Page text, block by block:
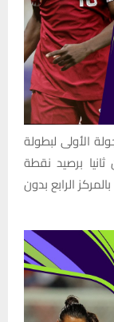
الأولى لبطولة
ثانيا برصيد نقطة
الرابع بدون